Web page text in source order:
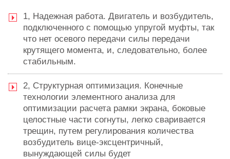
1, Надежная работа. Двигатель и возбудитель,
подключенного с помощью упругой муфты, так
что нет осевого передачи силы передачи
крутящего момента, и, следовательно, более
стабильным.
2, Структурная оптимизация. Конечные
технологии элементного анализа для
оптимизации расчета рамки экрана, боковые
целостные части согнуты, легко сваривается
трещин, путем регулирования количества
возбудитель вице-эксцентричный,
вынуждающей силы будет